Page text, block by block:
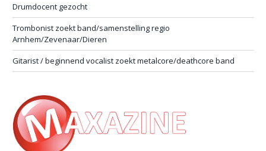
Drumdocent gezocht
Trombonist zoekt band/samenstelling regio
Arnhem/Zevenaar/Dieren
Gitarist / beginnend vocalist zoekt metalcore/deathcore band